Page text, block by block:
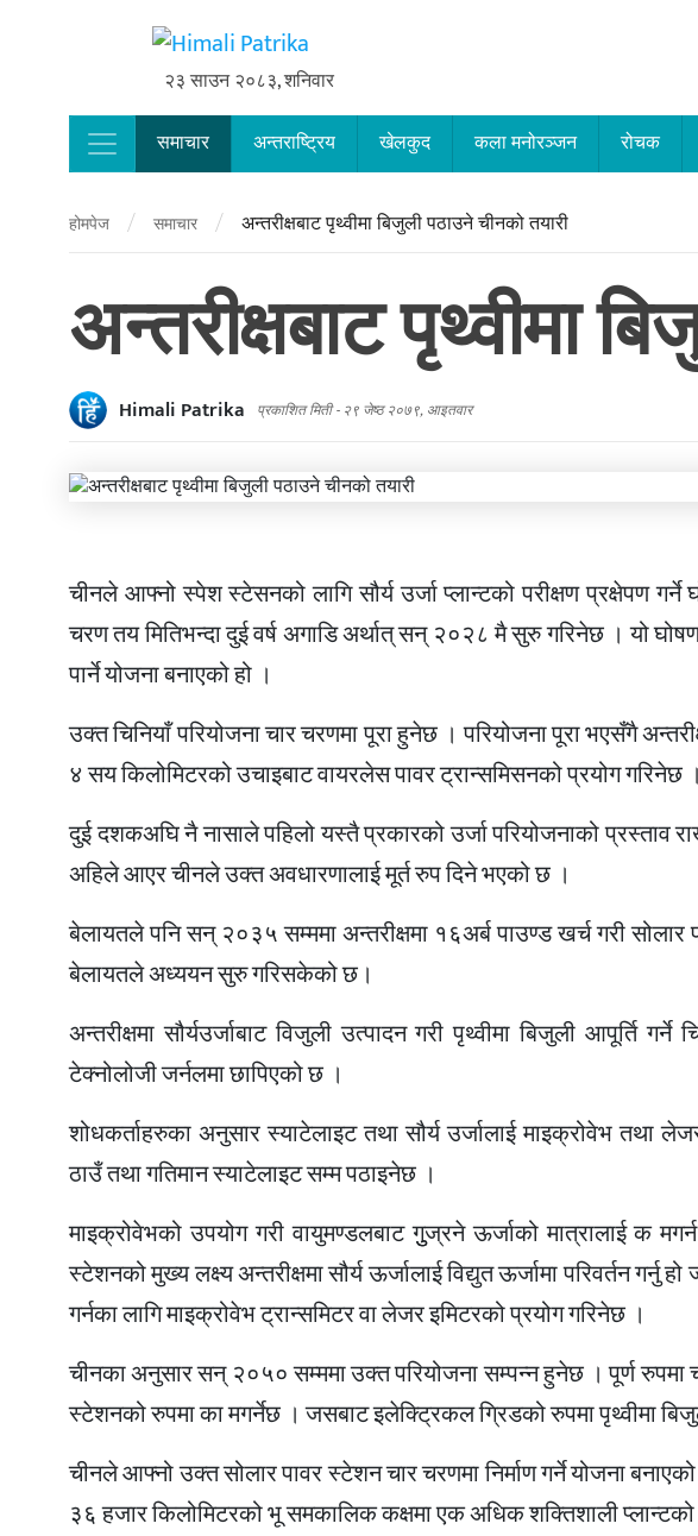
२३ साउन २०८३, शनिवार
Main Navigation
समाचार अन्तराष्ट्रिय खेलकुद कला मनोरञ्जन रोचक
होमपेज / समाचार / अन्तरीक्षबाट पृथ्वीमा बिजुली पठाउने चीनको तयारी
अन्तरीक्षबाट पृथ्वीमा
Himali Patrika प्रकाशित मिती - २९ जेष्ठ २०७९, आइतवार
चीनले आफ्नो स्पेश स्टेसनको लागि सौर्य उर्जा प्लान्टको परीक्षण प्रक्षेपण
चरण तय मितिभन्दा दुई वर्ष अगाडि अर्थात् सन् २०२८ मै सुरु गरिनेछ । यो
पार्ने योजना बनाएको हो ।
उक्त चिनियाँ परियोजना चार चरणमा पूरा हुनेछ । परियोजना पूरा भएसँगै
४ सय किलोमिटरको उचाइबाट वायरलेस पावर ट्रान्समिसनको प्रयोग गरिनेछ ।
दुई दशकअघि नै नासाले पहिलो यस्तै प्रकारको उर्जा परियोजनाको प्रस्ताव
अहिले आएर चीनले उक्त अवधारणालाई मूर्त रुप दिने भएको छ ।
बेलायतले पनि सन् २०३५ सम्ममा अन्तरीक्षमा १६अर्ब पाउण्ड खर्च गरी सोलार
बेलायतले अध्ययन सुरु गरिसकेको छ।
अन्तरीक्षमा सौर्यउर्जाबाट विजुली उत्पादन गरी पृथ्वीमा बिजुली आपूर्ति
टेक्नोलोजी जर्नलमा छापिएको छ ।
शोधकर्ताहरुका अनुसार स्याटेलाइट तथा सौर्य उर्जालाई माइक्रोवेभ तथा
ठाउँ तथा गतिमान स्याटेलाइट सम्म पठाइनेछ ।
माइक्रोवेभको उपयोग गरी वायुमण्डलबाट गुुज्रने ऊर्जाको मात्रालाई क
स्टेशनको मुख्य लक्ष्य अन्तरीक्षमा सौर्य ऊर्जालाई विद्युत ऊर्जामा परिवर्तन
गर्नका लागि माइक्रोवेभ ट्रान्समिटर वा लेजर इमिटरको प्रयोग गरिनेछ ।
चीनका अनुसार सन् २०५० सम्ममा उक्त परियोजना सम्पन्न हुनेछ । पूर्ण रुपमा
स्टेशनको रुपमा का मगर्नेछ । जसबाट इलेक्ट्रिकल ग्रिडको रुपमा पृथ्वीमा
चीनले आफ्नो उक्त सोलार पावर स्टेशन चार चरणमा निर्माण गर्ने योजना
३६ हजार किलोमिटरको भू समकालिक कक्षमा एक अधिक शक्तिशाली प्लान्टको